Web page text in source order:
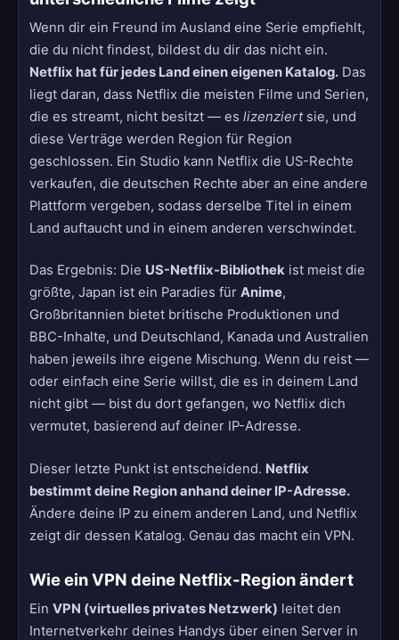
Wenn dir ein Freund im Ausland eine Serie empfiehlt,
die du nicht findest, bildest du dir das nicht ein.
Netflix hat für jedes Land einen eigenen Katalog. Das
liegt daran, dass Netflix die meisten Filme und Serien,
die es streamt, nicht besitzt — es lizenziertsie, und
diese Verträge werden Region für Region
geschlossen. Ein Studio kann Netflix die US-Rechte
verkaufen, die deutschen Rechte aber an eine andere
Plattform vergeben, sodass derselbe Titel in einem
Land auftaucht und in einem anderen verschwindet.
Das Ergebnis: Die US-Netflix-Bibliothek ist meist die
größte, Japan ist ein Paradies für Anime,
Großbritannien bietet britische Produktionen und
BBC-Inhalte, und Deutschland, Kanada und Australien
haben jeweils ihre eigene Mischung. Wenn du reist —
oder einfach eine Serie willst, die es in deinem Land
nicht gibt — bist du dort gefangen, wo Netflix dich
vermutet, basierend auf deiner IP-Adresse.
Dieser letzte Punkt ist entscheidend. Netflix
bestimmt deine Region anhand deiner IP-Adresse.
Ändere deine IP zu einem anderen Land, und Netflix
zeigt dir dessen Katalog. Genau das macht ein VPN.
Wie ein VPN deine Netflix-Region ändert
Ein VPN (virtuelles privates Netzwerk) leitet den
Internetverkehr deines Handys über einen Server in